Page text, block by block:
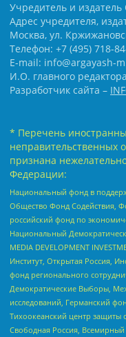
Учредитель и
Адрес учредителя,
Москва, ул.
Телефон: +7 (495) 718-
E-mail: info@argayash-
И.О. главного
Разработчик сайта –
* Перечень
неправительственных
признана
Федерации:
Национальный фонд в
Общество Фонд Содействия,
российский фонд по
Национальный
MEDIA DEVELOPMENT
Институт, Открытая Россия,
фонд регионального
Демократические Выборы,
исследований, Германский
Тихоокеанский центр
Свободная Россия, Всемирный